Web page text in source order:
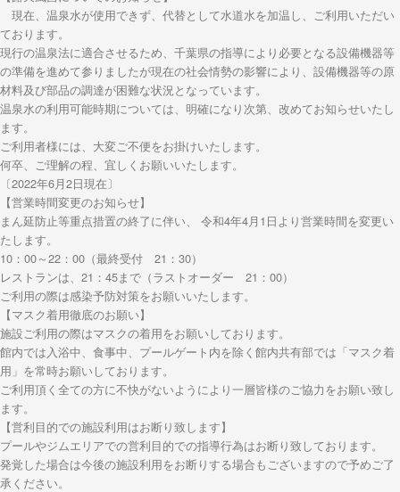
現在、温泉水が使用できず、代替として水道水を加温し、ご利用いただい
ております。
現行の温泉法に適合させるため、千葉県の指導により必要となる設備機器等
の準備を進めて参りましたが現在の社会情勢の影響により、設備機器等の原
材料及び部品の調達が困難な状況となっています。
温泉水の利用可能時期については、明確になり次第、改めてお知らせいたし
ます。
ご利用者様には、大変ご不便をお掛けいたします。
何卒、ご理解の程、宜しくお願いいたします。
〔2022年6月2日現在〕
【営業時間変更のお知らせ】
まん延防止等重点措置の終了に伴い、 令和4年4月1日より営業時間を変更い
たします。
10：00～22：00（最終受付 21：30）
レストランは、21：45まで（ラストオーダー 21：00）
ご利用の際は感染予防対策をお願いいたします。
【マスク着用徹底のお願い】
施設ご利用の際はマスクの着用をお願いしております。
館内では入浴中、食事中、プールゲート内を除く館内共有部では「マスク着
用」を常時お願いしております。
ご利用頂く全ての方に不快がないようにより一層皆様のご協力をお願い致し
ます。
【営利目的での施設利用はお断り致します】
プールやジムエリアでの営利目的での指導行為はお断り致しております。
発覚した場合は今後の施設利用をお断りする場合もございますので予めご了
承ください。